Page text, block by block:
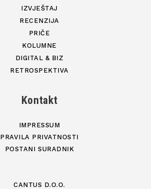
IZVJEŠTAJ
RECENZIJA
PRIČE
KOLUMNE
DIGITAL & BIZ
RETROSPEKTIVA
Kontakt
IMPRESSUM
PRAVILA PRIVATNOSTI
POSTANI SURADNIK
CANTUS D.O.O.